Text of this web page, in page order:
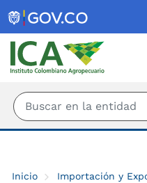
Inicio Importación y